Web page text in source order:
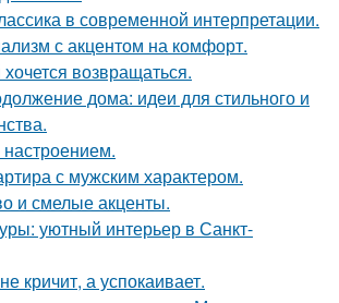
в современной интерпретации.
с акцентом на комфорт.
возвращаться.
дома: идеи для стильного и
настроением.
с мужским характером.
и смелые акценты.
уютный интерьер в Санкт-
кричит, а успокаивает.